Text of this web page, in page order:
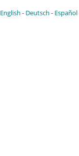
English
Deutsch Español